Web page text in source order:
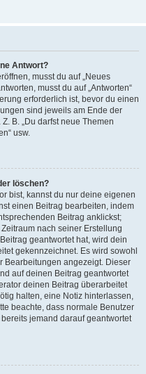
Antwort?
musst du auf „Neues
musst du auf „Antworten“
erforderlich ist, bevor du einen
sind jeweils am Ende der
B. „Du darfst neue Themen
usw.
löschen?
bist, kannst du nur deine eigenen
einen Beitrag bearbeiten, indem
Beitrag anklickst;
nach seiner Erstellung
geantwortet hat, wird dein
gekennzeichnet. Es wird sowohl
Bearbeitungen angezeigt. Dieser
auf deinen Beitrag geantwortet
deinen Beitrag überarbeitet
halten, eine Notiz hinterlassen,
beachte, dass normale Benutzer
jemand darauf geantwortet